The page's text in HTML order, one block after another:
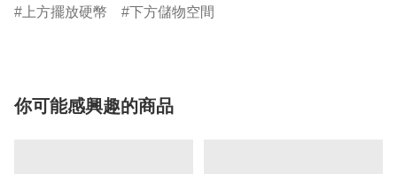
上方擺放硬幣
下方儲物空間
你可能感興趣的商品